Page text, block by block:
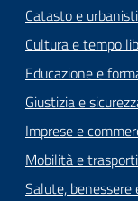
Catasto e
Cultura e tempo
Educazione e
Giustizia e
Imprese e
Mobilità e trasporti
Salute, benessere